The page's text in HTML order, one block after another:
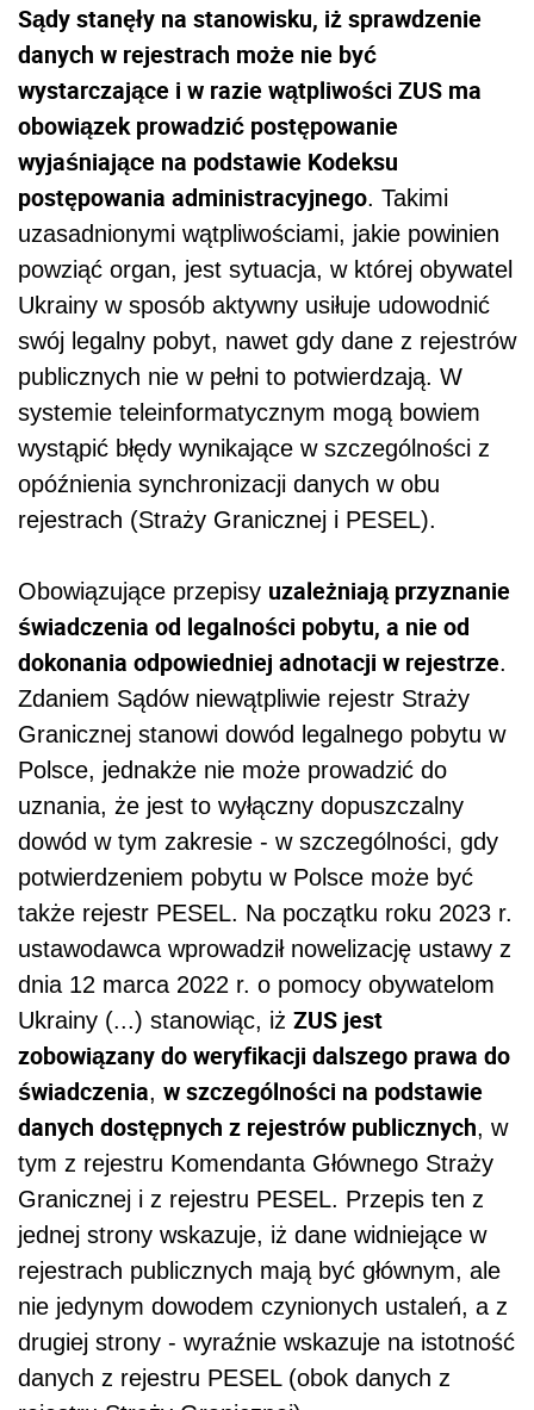
Sądy stanęły na stanowisku, iż sprawdzenie
danych w rejestrach może nie być
wystarczające i w razie wątpliwości ZUS ma
obowiązek prowadzić postępowanie
wyjaśniające na podstawie Kodeksu
postępowania administracyjnego. Takimi
uzasadnionymi wątpliwościami, jakie powinien
powziąć organ, jest sytuacja, w której obywatel
Ukrainy w sposób aktywny usiłuje udowodnić
swój legalny pobyt, nawet gdy dane z rejestrów
publicznych nie w pełni to potwierdzają. W
systemie teleinformatycznym mogą bowiem
wystąpić błędy wynikające w szczególności z
opóźnienia synchronizacji danych w obu
rejestrach (Straży Granicznej i PESEL).
Obowiązujące przepisy uzależniają przyznanie
świadczenia od legalności pobytu, a nie od
dokonania odpowiedniej adnotacji w rejestrze.
Zdaniem Sądów niewątpliwie rejestr Straży
Granicznej stanowi dowód legalnego pobytu w
Polsce, jednakże nie może prowadzić do
uznania, że jest to wyłączny dopuszczalny
dowód w tym zakresie - w szczególności, gdy
potwierdzeniem pobytu w Polsce może być
także rejestr PESEL. Na początku roku 2023 r.
ustawodawca wprowadził nowelizację ustawy z
dnia 12 marca 2022 r. o pomocy obywatelom
Ukrainy (...) stanowiąc, iż ZUS jest
zobowiązany do weryfikacji dalszego prawa do
świadczenia, w szczególności na podstawie
danych dostępnych z rejestrów publicznych, w
tym z rejestru Komendanta Głównego Straży
Granicznej i z rejestru PESEL. Przepis ten z
jednej strony wskazuje, iż dane widniejące w
rejestrach publicznych mają być głównym, ale
nie jedynym dowodem czynionych ustaleń, a z
drugiej strony - wyraźnie wskazuje na istotność
danych z rejestru PESEL (obok danych z